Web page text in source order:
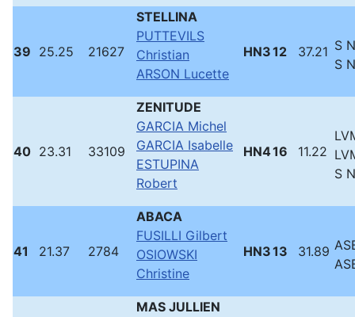
39 25.25 21627
STELLINA
PUTTEVILS
Christian
ARSON Lucette
HN312 37.21 S
S
40 23.31 33109
ZENITUDE
GARCIA Michel
GARCIA Isabelle
ESTUPINA
Robert
HN416 11.22
S
41 21.37 2784
ABACA
FUSILLI Gilbert
OSIOWSKI
Christine
HN313 31.89
MAS JULLIEN